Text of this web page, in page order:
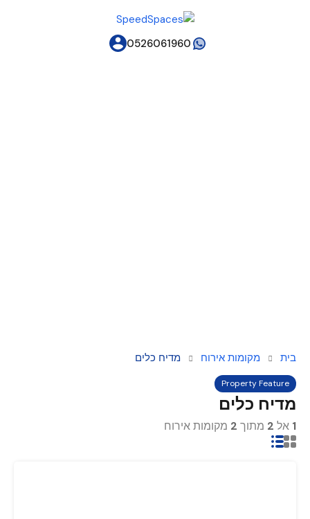
0526061960
בית מקומות אירוח מדיח כלים
Property Feature
מדיח כלים
1 אל 2 מתוך 2 מקומות אירוח